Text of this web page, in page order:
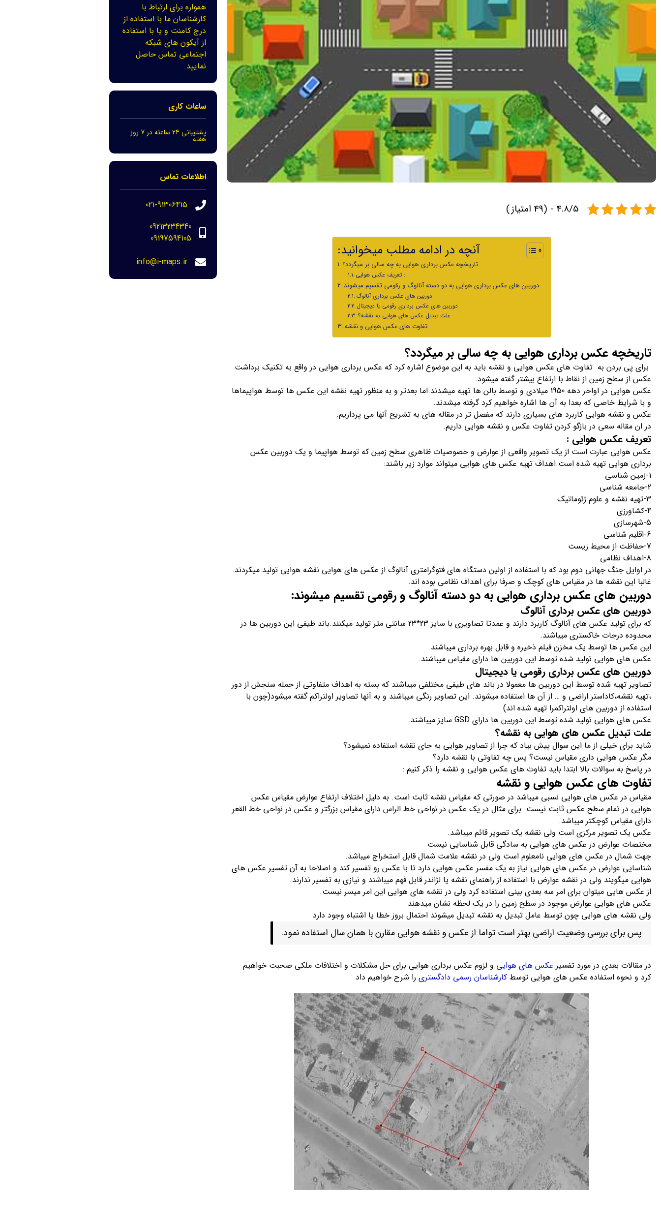
4.8/5 - (49 امتیاز)
:آنچه در ادامه مطلب میخوانید
تاریخچه عکس برداری هوایی به چه سالی بر میگردد؟
تعریف عکس هوایی :
دوربین های عکس برداری هوایی به دو دسته آنالوگ و رقومی تقسیم میشوند:
دوربین های عکس برداری آنالوگ
دوربین های عکس برداری رقومی یا دیجیتال
علت تبدیل عکس های هوایی به نقشه؟
تفاوت های عکس هوایی و نقشه
تاریخچه عکس برداری هوایی به چه سالی بر میگردد؟
برای پی بردن به تفاوت های عکس هوایی و نقشه باید به این موضوع اشاره کرد که عکس برداری هوایی در واقع به تکنیک برداشت
عکس از سطح زمین از نقاط با ارتفاع بیشتر گفته میشود.
عکس هوایی در اواخر دهه 1950 میلادی و توسط بالن ها تهیه میشدند.اما بعدتر و به منظور تهیه نقشه این عکس ها توسط هواپیماها
و با شرایط خاصی که بعدا به آن ها اشاره خواهیم کرد گرفته میشدند.
عکس و نقشه هوایی کاربرد های بسیاری دارند که مفصل تر در مقاله های به تشریح آنها می پردازیم.
در ان مقاله سعی در بازگو کردن تفاوت عکس و نقشه هوایی داریم.
تعریف عکس هوایی :
عکس هوایی عبارت است از یک تصویر واقعی از عوارض و خصوصیات ظاهری سطح زمین که توسط هواپیما و یک دوربین عکس
برداری هوایی تهیه شده است.اهداف تهیه عکس های هوایی میتواند موارد زیر باشند:
1-زمین شناسی
2-جامعه شناسی
3-تهیه نقشه و علوم ژئوماتیک
4-کشاورزی
5-شهرسازی
6-اقلیم شناسی
7-حفاظت از محیط زیست
8-اهداف نظامی
در اوایل جنگ جهانی دوم بود که با استفاده از اولین دستگاه های فتوگرامتری آنالوگ از عکس های هوایی نقشه هوایی تولید میکردند.
غالبا این نقشه ها در مقیاس های کوچک و صرفا برای اهداف نظامی بوده اند.
دوربین های عکس برداری هوایی به دو دسته آنالوگ و رقومی تقسیم میشوند:
دوربین های عکس برداری آنالوگ
که برای تولید عکس های آنالوگ کاربرد دارند و عمدتا تصاویری با سایز 23*23 سانتی متر تولید میکنند.باند طیفی این دوربین ها در
محدوده درجات خاکستری میباشند.
این عکس ها توسط یک مخزن فیلم ذخیره و قابل بهره برداری میباشند
عکس های هوایی تولید شده توسط این دوربین ها دارای مقیاس میباشند.
دوربین های عکس برداری رقومی یا دیجیتال
تصاویر تهیه شده توسط این دوربین ها معمولا در باند های طیفی مختلفی میباشند که بسته به اهداف متفاوتی از جمله سنجش از دور
،تهیه نقشه،کاداستر اراضی و … از آن ها استفاده میشوند. این تصاویر رنگی میباشند و به آنها تصاویر اولتراکم گفته میشود(چون با
استفاده از دوربین های اولتراکمرا تهیه شده اند)
عکس های هوایی تولید شده توسط این دوربین ها دارای GSD سایز میباشند.
علت تبدیل عکس های هوایی به نقشه؟
شاید برای خیلی از ما این سوال پیش بیاد که چرا از تصاویر هوایی به جای نقشه استفاده نمیشود؟
مگر عکس هوایی داری مقیاس نیست؟ پس چه تفاوتی با نقشه دارد؟
در پاسخ به سوالات بالا ابتدا باید تفاوت های عکس هوایی و نقشه را ذکر کنیم :
تفاوت های عکس هوایی و نقشه
مقیاس در عکس های هوایی نسبی میباشد در صورتی که مقیاس نقشه ثابت است. به دلیل اختلاف ارتفاع عوارض مقیاس عکس
هوایی در تمام سطح عکس ثابت نیست. برای مثال در یک عکس در نواحی خط الراس دارای مقیاس بزرگتر و عکس در نواحی خط القعر
دارای مقیاس کوچکتر میباشد.
عکس یک تصویر مرکزی است ولی نقشه یک تصویر قائم میباشد.
مختصات عوارض در عکس های هوایی به سادگی قابل شناسایی نیست
جهت شمال در عکس های هوایی نامعلوم است ولی در نقشه علامت شمال قابل استخراج میباشد.
شناسایی عوارض در عکس های هوایی نیاز به یک مفسر عکس هوایی دارد تا با عکس رو تفسیر کند و اصلاحا به آن تفسیر عکس های
هوایی میگویند ولی در نقشه عوارض با استفاده از راهنمای نقشه یا لژاندر قابل فهم میباشند و نیازی به تفسیر ندارند.
از عکس هایی میتوان برای امر سه بعدی بینی استفاده کرد ولی در نقشه های هوایی این امر میسر نیست.
عکس های هوایی عوارض موجود در سطح زمین را در یک لحظه نشان میدهند
ولی نقشه های هوایی چون توسط عامل تبدیل به نقشه تبدیل میشوند احتمال بروز خطا یا اشتباه وجود دارد
پس برای بررسی وضعیت اراضی بهتر است تواما از عکس و نقشه هوایی مقارن با همان سال استفاده نمود.
در مقالات بعدی در مورد تفسیر عکس های هوایی و لزوم عکس برداری هوایی برای حل مشکلات و اختلافات ملکی صحبت خواهیم
کرد و نحوه استفاده عکس های هوایی توسط کارشناسان رسمی دادگستری را شرح خواهیم داد
همواره برای ارتباط با
کارشناسان ما با استفاده از
درج کامنت و یا با استفاده
از آیکون های شبکه
اجتماعی تماس حاصل
نمایید.
ساعات کاری
پشتیبانی 24 ساعته در 7 روز
هفته
اطلاعات تماس
021-91306415
09213234340
09197594105
info@i-maps.ir